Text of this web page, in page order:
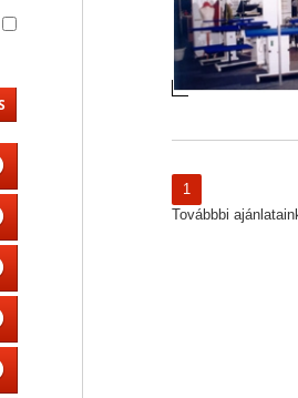
1
Továbbbi